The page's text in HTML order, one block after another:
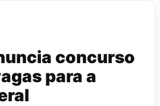
concurso
para a